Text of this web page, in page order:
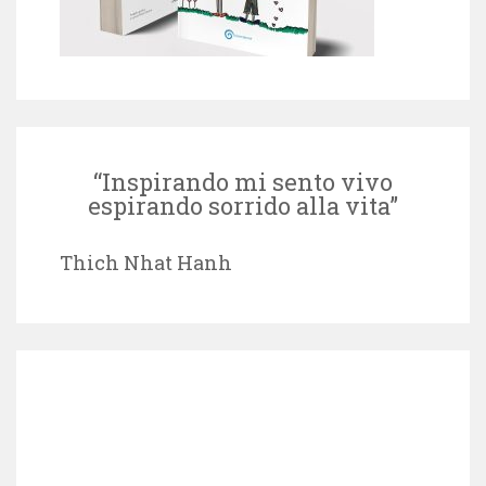
“Inspirando mi sento vivo
espirando sorrido alla vita”
Thich Nhat Hanh